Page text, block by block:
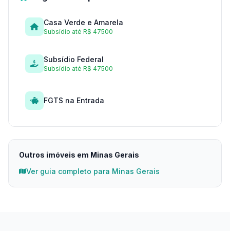
Casa Verde e Amarela
Subsídio até R$ 47500
Subsídio Federal
Subsídio até R$ 47500
FGTS na Entrada
Outros imóveis em Minas Gerais
Ver guia completo para Minas Gerais